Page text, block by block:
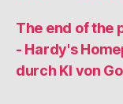
The end of the
- Hardy's
durch KI von